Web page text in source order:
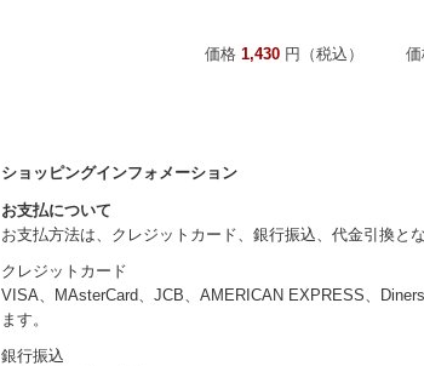
価格 1,430円（税込）
ショッピングインフォメーション
お支払について
お支払方法は、クレジットカード、銀行振込、代金引換とな
クレジットカード
VISA、MAsterCard、JCB、AMERICAN EXPRESS、
ます。
銀行振込